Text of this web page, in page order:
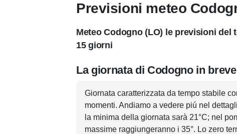
Previsioni meteo
Meteo Codogno (LO) le previsioni
15 giorni
La giornata di Codogno in breve
Giornata caratterizzata da tempo stabile
momenti. Andiamo a vedere piú nel
la minima della giornata sarà 21°C; nel
massime raggiungeranno i 35°. Lo zero